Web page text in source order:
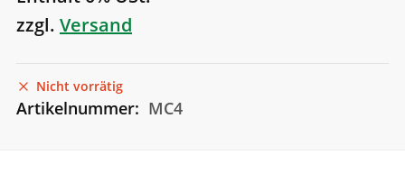
zzgl. Versand
Nicht vorrätig
Artikelnummer: MC4